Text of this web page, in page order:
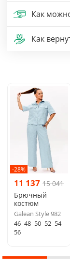
Как
Как
-28%
11 137 15 041
Брючный
костюм
Galean Style 982
46 48 50 52 54
56